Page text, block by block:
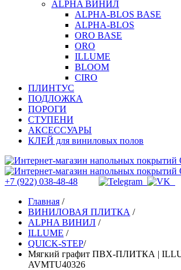
ALPHA ВИНИЛ
ALPHA-BLOS BASE
ALPHA-BLOS
ORO BASE
ORO
ILLUME
BLOOM
CIRO
ПЛИНТУС
ПОДЛОЖКА
ПОРОГИ
СТУПЕНИ
АКСЕССУАРЫ
КЛЕЙ для виниловых полов
+7 (922) 038-48-48
Главная /
ВИНИЛОВАЯ ПЛИТКА /
ALPHA ВИНИЛ /
ILLUME /
QUICK-STEP/
Мягкий графит ПВХ-ПЛИТКА |
AVMTU40326